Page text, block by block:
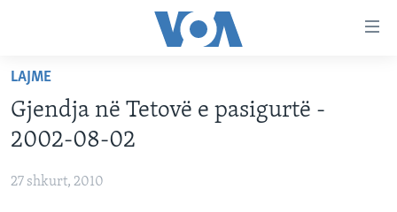
faqen
kryesore
Kalo
tek
faqja
FAQJA KRYESORE
KATEGORITË
BALLKANI
LAJME
Gjendja në Tetovë e pasigurtë -
2002-08-02
27 shkurt, 2010